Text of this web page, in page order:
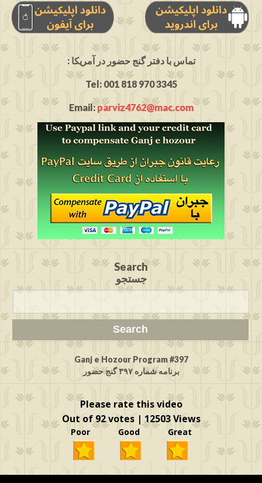
: تماس با دفتر گنج حضور در آمریکا
Tel: 001 818 970 3345
Email:parviz4762@mac.com
Search
جستجو
Ganj e Hozour Program #397
برنامه شماره ۳۹۷ گنج حضور
Please rate this video
Out of 92 votes | 12503 Views
Poor Good Great